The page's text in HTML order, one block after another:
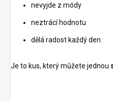
nevyjde z módy
neztrácí hodnotu
dělá radost každý den
Je to kus, který můžete jednou